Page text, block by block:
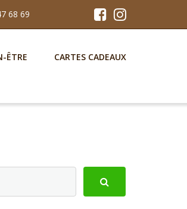
68 69
ÊTRE CARTES CADEAUX